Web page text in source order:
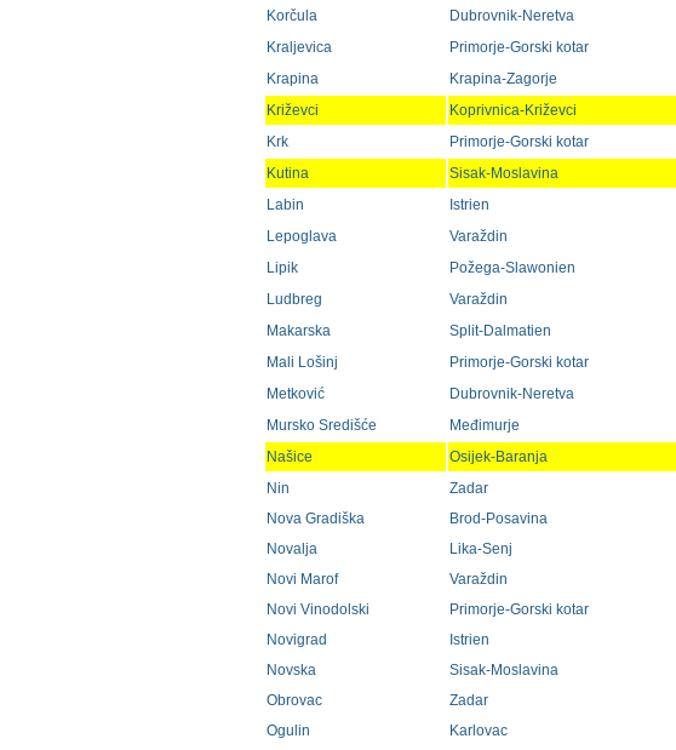
Korčula
Dubrovnik-Neretva
Kraljevica
Primorje-Gorski kotar
Krapina
Krapina-Zagorje
Križevci
Koprivnica-Križevci
Krk
Primorje-Gorski kotar
Kutina
Sisak-Moslavina
Labin
Istrien
Lepoglava
Varaždin
Lipik
Požega-Slawonien
Ludbreg
Varaždin
Makarska
Split-Dalmatien
Mali Lošinj
Primorje-Gorski kotar
Metković
Dubrovnik-Neretva
Mursko Središće
Međimurje
Našice
Osijek-Baranja
Nin
Zadar
Nova Gradiška
Brod-Posavina
Novalja
Lika-Senj
Novi Marof
Varaždin
Novi Vinodolski
Primorje-Gorski kotar
Novigrad
Istrien
Novska
Sisak-Moslavina
Obrovac
Zadar
Ogulin
Karlovac